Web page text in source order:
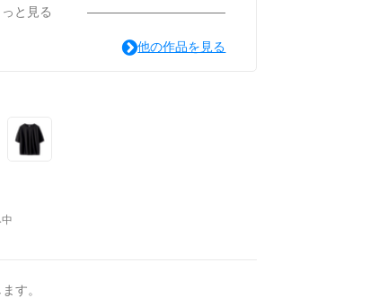
ますので、気になったデザイン
っと見る
他の作品を見る
す。